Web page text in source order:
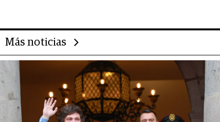
Más noticias